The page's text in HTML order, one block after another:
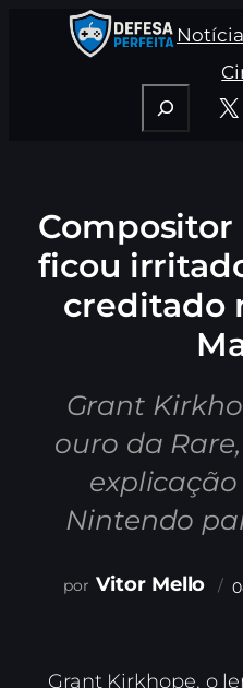
Pesquisar
X
Compositor
ficou
creditado
Grant
ouro da
Nintendo
Vitor Mello
Grant Kirkhope, o